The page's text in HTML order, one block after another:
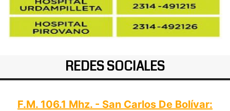
REDES SOCIALES
F.M. 106.1 Mhz. - San Carlos De Bolívar: